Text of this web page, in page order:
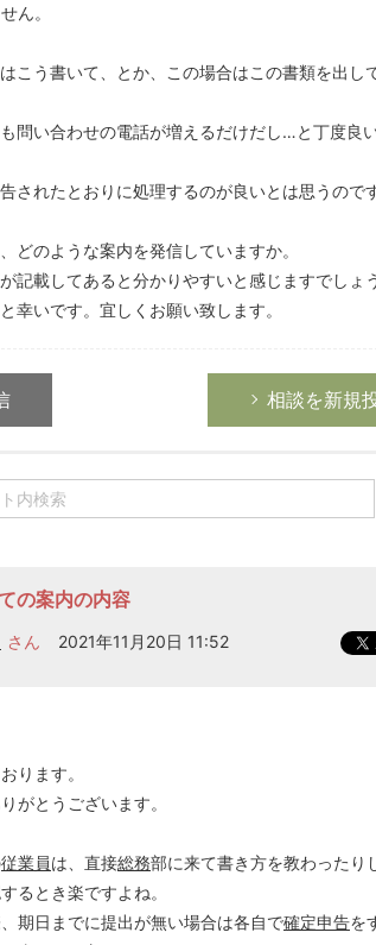
ん。
こう書いて、とか、この場合はこの書類を出し
問い合わせの電話が増えるだけだし…と丁度良
されたとおりに処理するのが良いとは思うので
どのような案内を発信していますか。
記載してあると分かりやすいと感じますでしょ
幸いです。宜しくお願い致します。
相談を新規
の案内の内容
さん 2021年11月20日 11:52
ります。
がとうございます。
従業員は、直接総務部に来て書き方を教わったり
るとき楽ですよね。
期日までに提出が無い場合は各自で確定申告を